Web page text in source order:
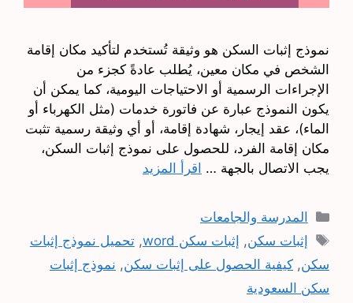
نموذج إثبات السكن هو وثيقة تُستخدم لتأكيد مكان إقامة
الشخص في مكان معين، يُطلب عادةً كجزء من
الإجراءات الرسمية أو الاحتياجات اليومية، كما يمكن أن
يكون النموذج عبارة عن فاتورة خدمات (مثل الكهرباء أو
الماء)، عقد إيجار، شهادة إقامة، أو أي وثيقة رسمية تثبت
مكان إقامة الفرد، للحصول على نموذج إثبات السكن،
يجب الاتصال بالجهة … اقرأ المزيد
التصنيفات
المدرسة والجامعات
الوسوم
إثبات سكن, إثبات سكن word ,تحميل نموذج إثبات
سكن, كيفية الحصول على إثبات سكن, نموذج إثبات
سكن السعودية